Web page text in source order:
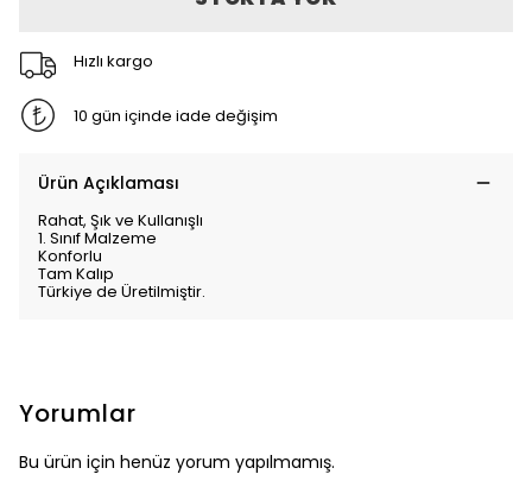
Hızlı kargo
10 gün içinde iade değişim
Ürün Açıklaması
Rahat, Şık ve Kullanışlı
1. Sınıf Malzeme
Konforlu
Tam Kalıp
Türkiye de Üretilmiştir.
Yorumlar
Bu ürün için henüz yorum yapılmamış.